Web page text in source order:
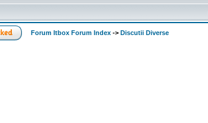
Forum Itbox Forum Index -> Discutii Diverse